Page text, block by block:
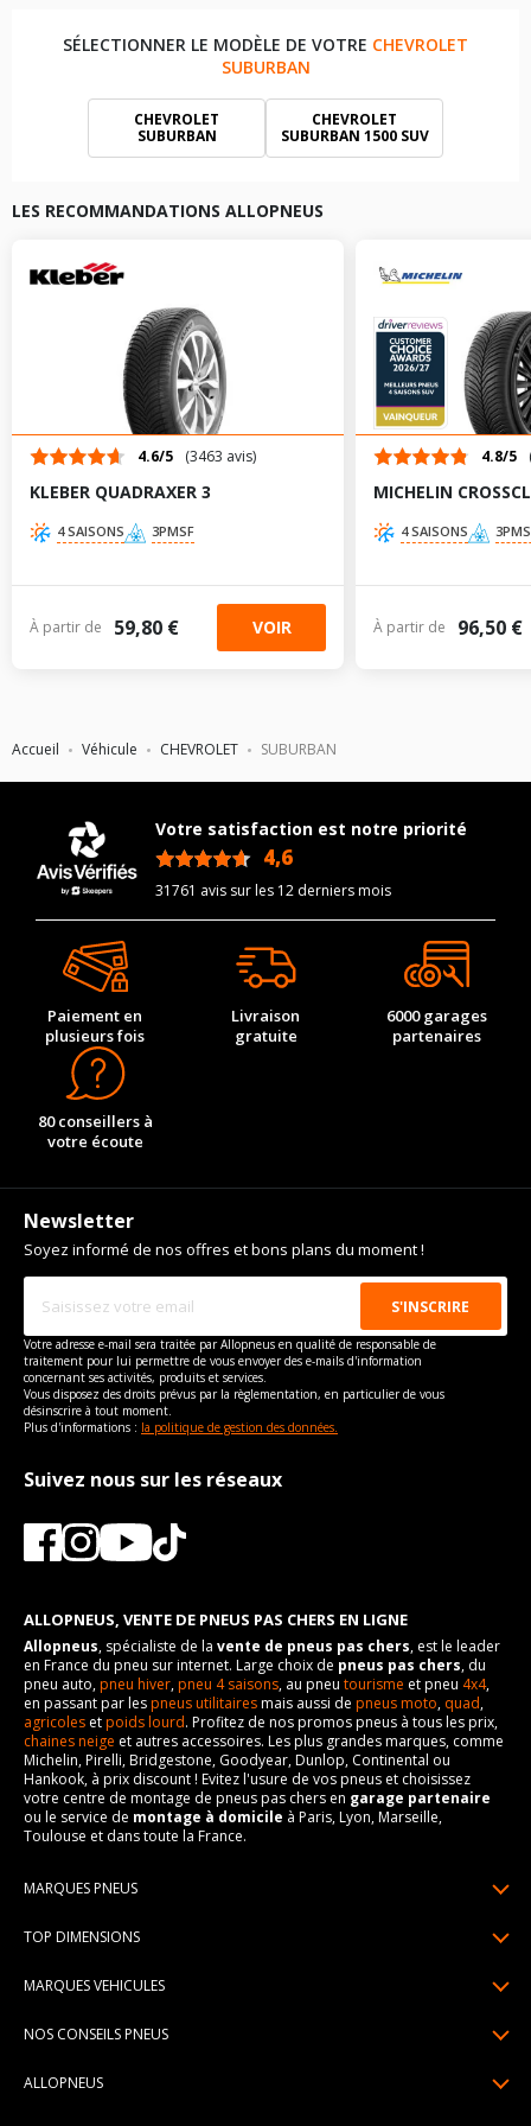
Accueil Véhicule CHEVROLET SUBURBAN
SÉLECTIONNER LE MODÈLE DE VOTRE CHEVROLET
SUBURBAN
CHEVROLET
SUBURBAN
CHEVROLET
SUBURBAN 1500 SUV
LES RECOMMANDATIONS ALLOPNEUS
4.6/5 (3463 avis)
KLEBER QUADRAXER 3
4 SAISONS 3PMSF
À partir de 59,80 € VOIR
4.8/5
MICHELIN
4 SAISONS
À partir de 96,50 €
Votre satisfaction est notre priorité
4,6
31761 avis sur les 12 derniers mois
Paiement en
plusieurs fois
Livraison
gratuite
6000 garages
partenaires
80 conseillers à
votre écoute
Newsletter
Soyez informé de nos offres et bons plans du moment !
Votre adresse e-mail sera traitée par Allopneus en qualité de responsable de
traitement pour lui permettre de vous envoyer des e-mails d'information
concernant ses activités, produits et services.
Vous disposez des droits prévus par la règlementation, en particulier de vous
désinscrire à tout moment.
Plus d'informations : la politique de gestion des données.
Suivez nous sur les réseaux
ALLOPNEUS, VENTE DE PNEUS PAS CHERS EN LIGNE
Allopneus, spécialiste de la vente de pneus pas chers, est le leader
en France du pneu sur internet. Large choix de pneus pas chers, du
pneu auto,pneu hiver,pneu 4 saisons, au pneu tourisme et pneu 4x4,
en passant par lespneus utilitairesmais aussi de pneus moto, quad,
agricoles etpoids lourd. Profitez de nos promos pneus à tous les prix,
chaines neige et autres accessoires. Les plus grandes marques, comme
Michelin, Pirelli, Bridgestone, Goodyear, Dunlop, Continental ou
Hankook, à prix discount ! Evitez l'usure de vos pneus et choisissez
votre centre de montage de pneus pas chers en garage partenaire
ou le service de montage à domicile à Paris, Lyon, Marseille,
Toulouse et dans toute la France.
MARQUES PNEUS
Pneus Continental
Pneus Hankook
TOP DIMENSIONS
195/65R15
MARQUES VEHICULES
Peugeot
NOS CONSEILS PNEUS
ALLOPNEUS